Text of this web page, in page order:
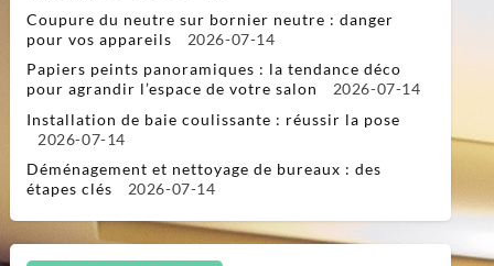
Coupure du neutre sur bornier neutre : danger
pour vos appareils
2026-07-14
Papiers peints panoramiques : la tendance déco
pour agrandir l’espace de votre salon
2026-07-14
Installation de baie coulissante : réussir la pose
2026-07-14
Déménagement et nettoyage de bureaux : des
étapes clés
2026-07-14